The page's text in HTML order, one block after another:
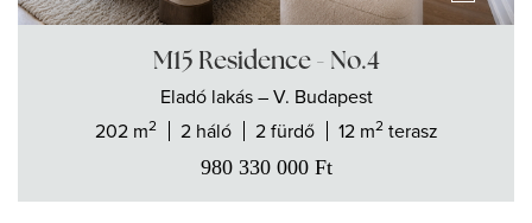
M15 Residence - No.4
Eladó lakás – V. Budapest
202 m2 2 háló 2 fürdő 12 m2terasz
980 330 000 Ft